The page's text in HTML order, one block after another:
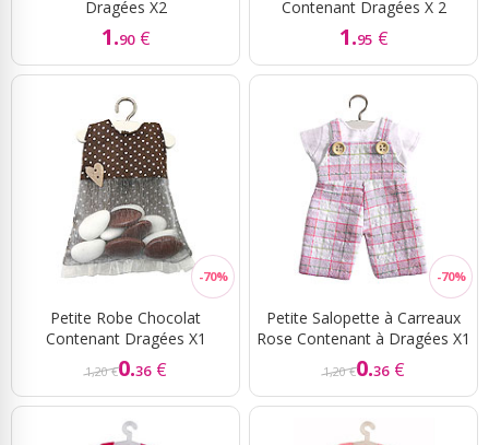
Dragées X2
1.90 €
Contenant Dragées X 2
1.95 €
Petite Robe Chocolat
Contenant Dragées X1
1,20 €0.36 €
Petite Salopette à Carreaux
Rose Contenant à Dragées X1
1,20 €0.36 €